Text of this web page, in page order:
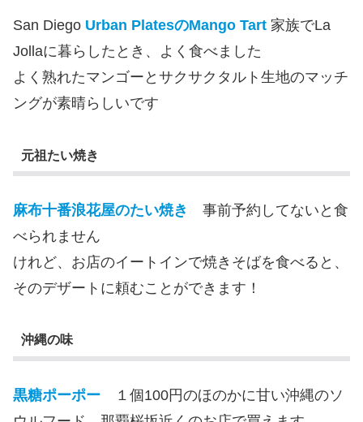
San Diego Urban PlatesのMango Tart 家族でLa
Jollaに暮らしたとき、よく食べました
よく熟れたマンゴーとサクサクタルト生地のマッチ
ングが素晴らしいです
元祖たい焼き
麻布十番浪花屋のたい焼き
事前予約してないと食
べられません
けれど、お店のイートインで焼きそばを食べると、
そのデザートに頼むことができます！
沖縄の味
黒糖ポーポー １個100円のほのかに甘い沖縄のソ